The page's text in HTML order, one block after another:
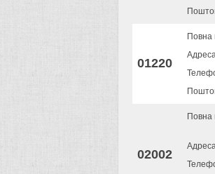
01220
Повна
02002
Повна